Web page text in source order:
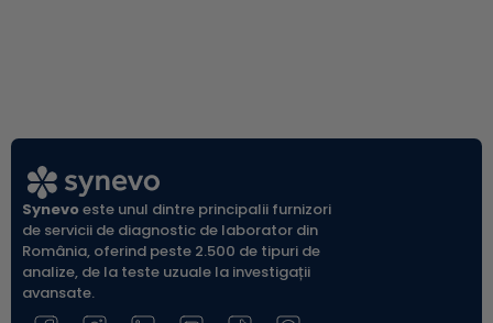
Synevoeste unul dintre principalii furnizori
de servicii de diagnostic de laborator din
România, oferind peste 2.500 de tipuri de
analize, de la teste uzuale la investigații
avansate.